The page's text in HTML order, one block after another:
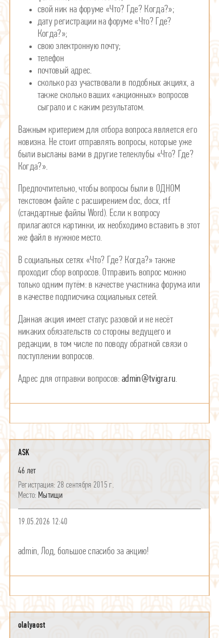
свой ник на форуме «Что? Где? Когда?»;
дату регистрации на форуме «Что? Где?
Когда?»;
свою электронную почту;
телефон
почтовый адрес.
сколько раз участвовали в подобных акциях, а
также сколько ваших «акционных» вопросов
сыграло и с каким результатом.
Важным критерием для отбора вопроса является его
новизна. Не стоит отправлять вопросы, которые уже
были высланы вами в другие телеклубы «Что? Где?
Когда?».
Предпочтительно, чтобы вопросы были в ОДНОМ
текстовом файле с расширением doc, docx, rtf
(стандартные файлы Word). Если к вопросу
прилагаются картинки, их необходимо вставить в этот
же файл в нужноe место.
В социальных сетях «Что? Где? Когда?» также
проходит сбор вопросов. Отправить вопрос можно
только одним путём: в качестве участника форума или
в качестве подписчика социальных сетей.
Данная акция имеет статус разовой и не несёт
никаких обязательств со стороны ведущего и
редакции, в том числе по поводу обратной связи о
поступлении вопросов.
Адрес для отправки вопросов:admin@tvigra.ru.
ASK
46 лет
28 сентября 2015 г.
Мытищи
19.05.2026 12:40
admin, Лод, большое спасибо за акцию!
olalyaost